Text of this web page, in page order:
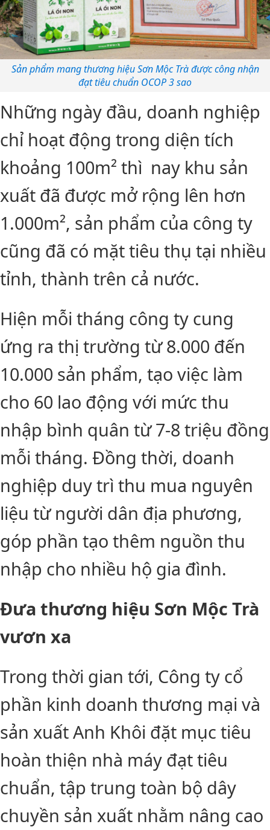
Sản phẩm mang thương hiệu Sơn Mộc Trà được công nhận
đạt tiêu chuẩn OCOP 3 sao
Những ngày đầu, doanh nghiệp
chỉ hoạt động trong diện tích
khoảng 100m² thì nay khu sản
xuất đã được mở rộng lên hơn
1.000m², sản phẩm của công ty
cũng đã có mặt tiêu thụ tại nhiều
tỉnh, thành trên cả nước.
Hiện mỗi tháng công ty cung
ứng ra thị trường từ 8.000 đến
10.000 sản phẩm, tạo việc làm
cho 60 lao động với mức thu
nhập bình quân từ 7-8 triệu đồng
mỗi tháng. Đồng thời, doanh
nghiệp duy trì thu mua nguyên
liệu từ người dân địa phương,
góp phần tạo thêm nguồn thu
nhập cho nhiều hộ gia đình.
Đưa thương hiệu Sơn Mộc Trà
vươn xa
Trong thời gian tới, Công ty cổ
phần kinh doanh thương mại và
sản xuất Anh Khôi đặt mục tiêu
hoàn thiện nhà máy đạt tiêu
chuẩn, tập trung toàn bộ dây
chuyền sản xuất nhằm nâng cao